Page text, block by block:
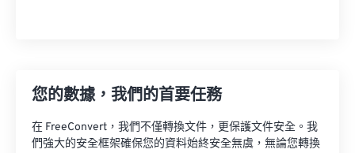
您的數據，我們的首要任務
在 FreeConvert，我們不僅轉換文件，更保護文件安全。我
們強大的安全框架確保您的資料始終安全無虞，無論您轉換